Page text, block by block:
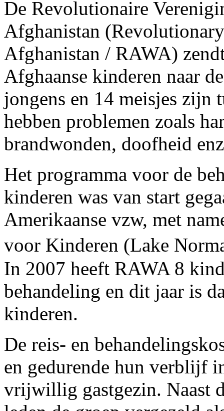
De Revolutionaire
Afghanistan
Afghanistan / RAWA)
Afghaanse kinderen naar
jongens en 14 meisjes zijn
hebben problemen zoals
brandwonden, doofheid
Het programma voor de
kinderen was van start
Amerikaanse vzw, met
voor Kinderen (Lake
In 2007 heeft RAWA 8
behandeling en dit jaar is
kinderen.
De reis- en
en gedurende hun verblijf
vrijwillig gastgezin. Naast